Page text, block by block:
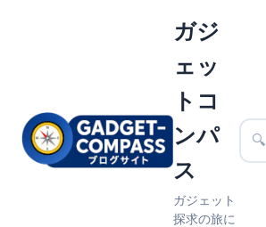
ガジ
ェッ
トコ
ンパ
ス
ガジェット
探求の旅に
🔍